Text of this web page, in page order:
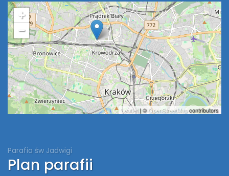
+
−
Leaflet| © OpenStreetMapcontributors
Parafia św Jadwigi
Plan parafii